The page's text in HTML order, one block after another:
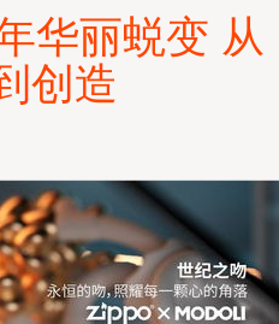
华丽蜕变 从
创造